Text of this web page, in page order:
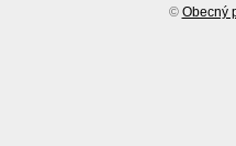
© Obecný